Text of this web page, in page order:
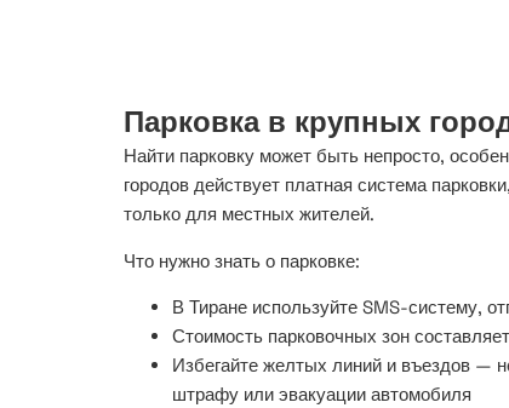
Парковка в крупных
Найти парковку может быть непросто,
городов действует платная система
только для местных жителей.
Что нужно знать о парковке:
В Тиране используйте SMS-систему,
Стоимость парковочных зон
Избегайте желтых линий и въездов —
штрафу или эвакуации автомобиля